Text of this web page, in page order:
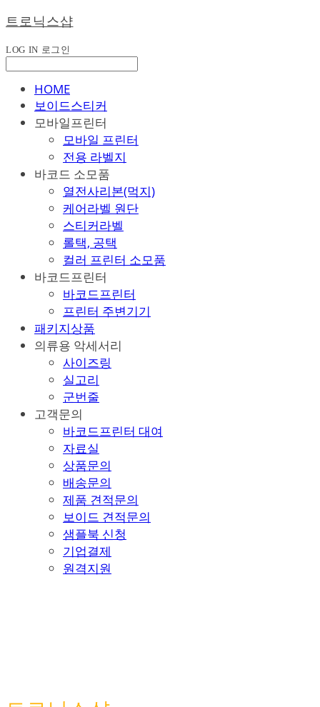
트로닉스샵
LOG IN 로그인
HOME
보이드스티커
모바일프린터
모바일 프린터
전용 라벨지
바코드 소모품
열전사리본(먹지)
케어라벨 원단
스티커라벨
롤택, 공택
컬러 프린터 소모품
바코드프린터
바코드프린터
프린터 주변기기
패키지상품
의류용 악세서리
사이즈링
실고리
군번줄
고객문의
바코드프린터 대여
자료실
상품문의
배송문의
제품 견적문의
보이드 견적문의
샘플북 신청
기업결제
원격지원